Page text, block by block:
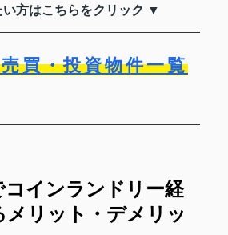
方はこちらをクリック ▼
買・投資物件一覧
コインランドリー経
メリット・デメリッ